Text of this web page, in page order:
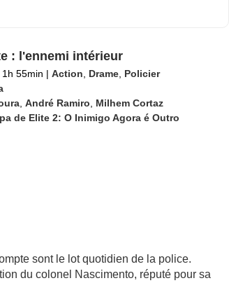
: l'ennemi intérieur
1h 55min | Action Drame, Policier
, André Ramiro
Milhem Cortaz
de Elite 2: O Inimigo Agora é Outro
sont le lot quotidien de la police.
du colonel Nascimento, réputé pour sa